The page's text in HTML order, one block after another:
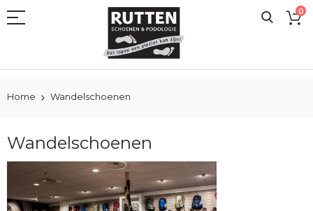
naar
0
Home Wandelschoenen
Wandelschoenen